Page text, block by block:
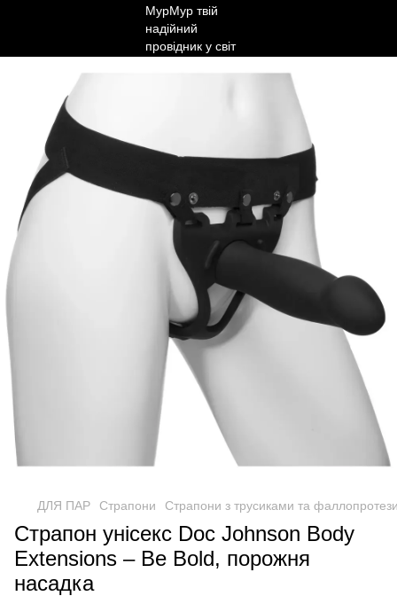
ДЛЯ ПАР Страпони Страпони з трусиками та
Страпон унісекс Doc Johnson Body
Extensions – Be Bold, порожня
насадка